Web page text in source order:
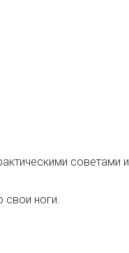
советами и
свои ноги.